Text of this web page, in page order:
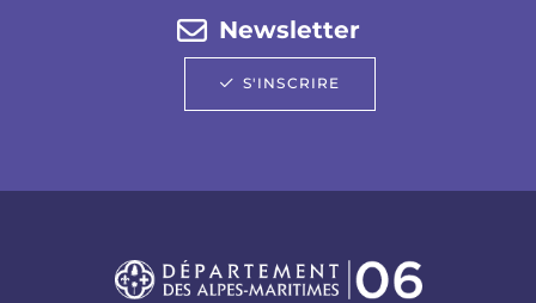
Newsletter
S'INSCRIRE